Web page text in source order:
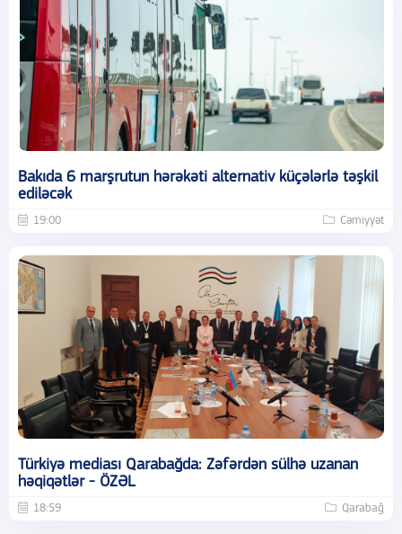
Bakıda 6 marşrutun hərəkəti alternativ küçələrlə təşkil
ediləcək
19:00 Cəmiyyət
Türkiyə mediası Qarabağda: Zəfərdən sülhə uzanan
həqiqətlər - ÖZƏL
18:59 Qarabağ